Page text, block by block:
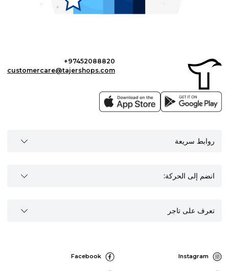
+97452088820
customercare@tajershops.com
روابط سريعة
انضم إلى الحركة:
تعرف على تاجر
Instagram
Facebook